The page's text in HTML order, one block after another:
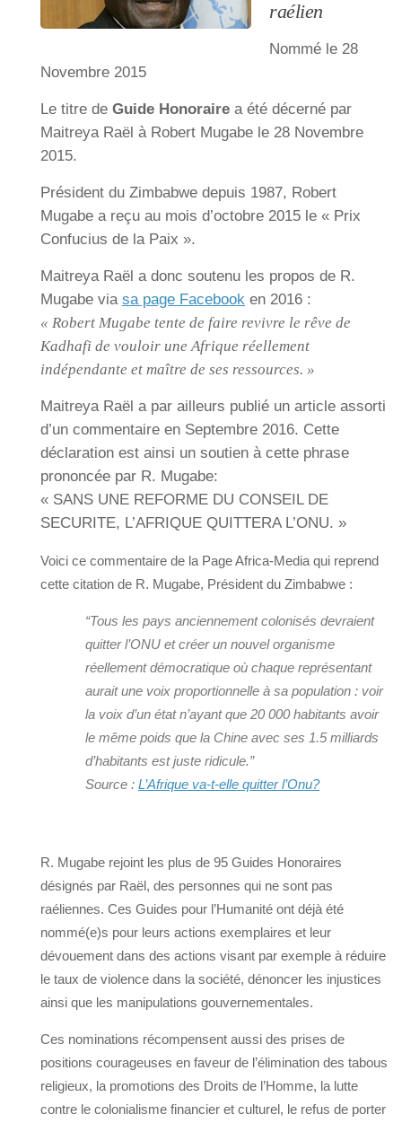
raélien
Nommé le 28
Novembre 2015
Le titre de Guide Honoraire a été décerné par
Maitreya Raël à Robert Mugabe le 28 Novembre
2015.
Président du Zimbabwe depuis 1987, Robert
Mugabe a reçu au mois d’octobre 2015 le « Prix
Confucius de la Paix ».
Maitreya Raël a donc soutenu les propos de R.
Mugabe via sa page Facebook en 2016 :
« Robert Mugabe tente de faire revivre le rêve de
Kadhafi de vouloir une Afrique réellement
indépendante et maître de ses ressources. »
Maitreya Raël a par ailleurs publié un article assorti
d’un commentaire en Septembre 2016. Cette
déclaration est ainsi un soutien à cette phrase
prononcée par R. Mugabe:
« SANS UNE REFORME DU CONSEIL DE
SECURITE, L’AFRIQUE QUITTERA L’ONU. »
Voici ce commentaire de la Page Africa-Media qui reprend
cette citation de R. Mugabe, Président du Zimbabwe :
“Tous les pays anciennement colonisés devraient
quitter l’ONU et créer un nouvel organisme
réellement démocratique où chaque représentant
aurait une voix proportionnelle à sa population : voir
la voix d’un état n’ayant que 20 000 habitants avoir
le même poids que la Chine avec ses 1.5 milliards
d’habitants est juste ridicule.”
Source : L’Afrique va-t-elle quitter l’Onu?
R. Mugabe rejoint les plus de 95 Guides Honoraires
désignés par Raël, des personnes qui ne sont pas
raéliennes. Ces Guides pour l’Humanité ont déjà été
nommé(e)s pour leurs actions exemplaires et leur
dévouement dans des actions visant par exemple à réduire
le taux de violence dans la société, dénoncer les injustices
ainsi que les manipulations gouvernementales.
Ces nominations récompensent aussi des prises de
positions courageuses en faveur de l’élimination des tabous
religieux, la promotions des Droits de l’Homme, la lutte
contre le colonialisme financier et culturel, le refus de porter